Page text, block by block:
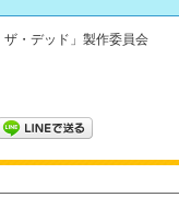
ザ・デッド」製作委員会